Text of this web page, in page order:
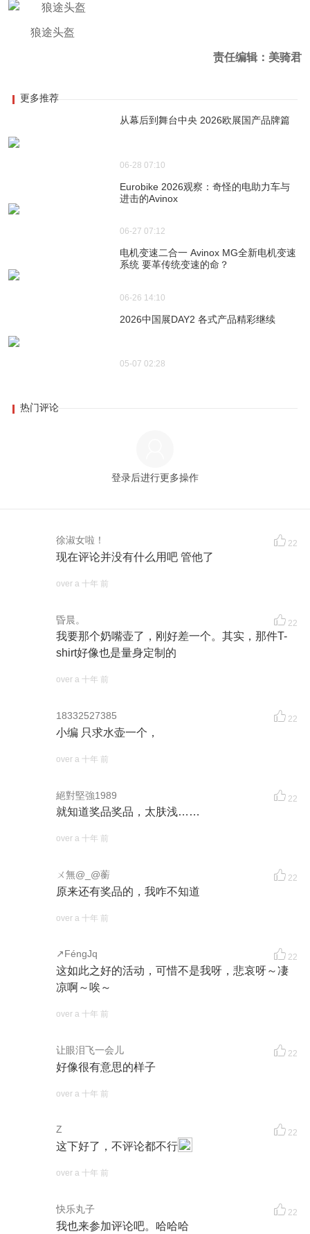
狼途头盔
责任编辑：美骑君
更多推荐
从幕后到舞台中央 2026欧展国产品牌篇
06-28 07:10
Eurobike 2026观察：奇怪的电助力车与
进击的Avinox
06-27 07:12
电机变速二合一 Avinox MG全新电机变速
系统 要革传统变速的命？
06-26 14:10
2026中国展DAY2 各式产品精彩继续
05-07 02:28
热门评论
登录后进行更多操作
徐淑女啦！ 22
现在评论并没有什么用吧 管他了
over a 十年 前
昏晨。 22
我要那个奶嘴壶了，刚好差一个。其实，那件T-
shirt好像也是量身定制的
over a 十年 前
18332527385 22
小编 只求水壶一个，
over a 十年 前
絕對堅強1989 22
就知道奖品奖品，太肤浅……
over a 十年 前
ㄨ無@_@蘅 22
原来还有奖品的，我咋不知道
over a 十年 前
↗FéngJq 22
这如此之好的活动，可惜不是我呀，悲哀呀～凄
凉啊～唉～
over a 十年 前
让眼泪飞一会儿 22
好像很有意思的样子
over a 十年 前
Z 22
这下好了，不评论都不行
over a 十年 前
快乐丸子 22
我也来参加评论吧。哈哈哈